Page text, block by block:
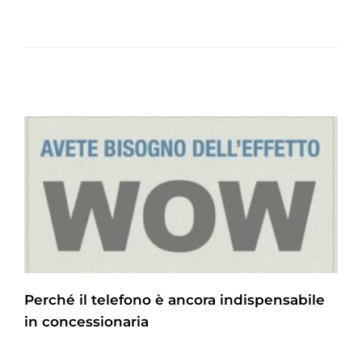
Perché il telefono è ancora indispensabile
in concessionaria